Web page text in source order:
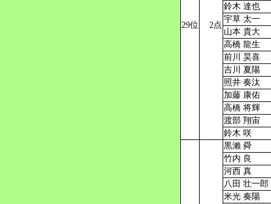
29位 2点
鈴木 達也
宇草 太一
山本 貴大
高橋 龍生
前川 昊喜
吉川 夏陽
照井 奏汰
加藤 康佑
高橋 将輝
渡部 翔宙
鈴木 咲
黒瀨 舜
竹内 良
河西 真
八田 壮一郎
米光 奏陽